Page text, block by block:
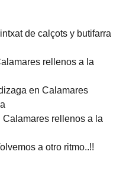
de calçots y butifarra
rellenos a la
en Calamares
Calamares rellenos a la
a otro ritmo..!!